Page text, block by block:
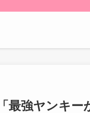
強ヤンキー